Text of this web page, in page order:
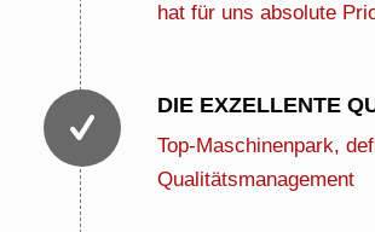
hat für uns absolute
DIE EXZELLENTE
Top-Maschinenpark,
Qualitätsmanagement